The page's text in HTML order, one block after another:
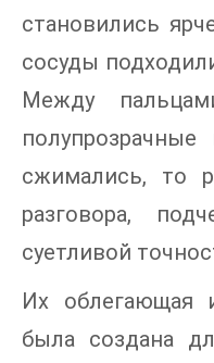
становились
сосуды
Между
сжимались, то
разговора,
суетливой
Их облегающая
была создана